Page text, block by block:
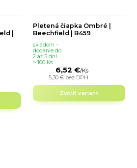
|
Pletená čiapka Ombré |
Beechfield | B459
6,52 €/Ks
5,30 € bez DPH
skladom -
dodanie do
2 až 5 dní
> 100 Ks
Zvoliť variant